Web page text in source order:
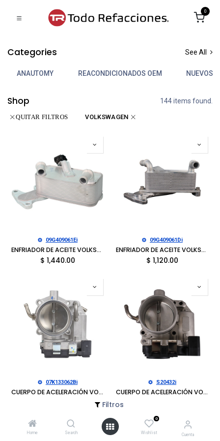
Filtros
Home Search
0
Wishlist Cuenta
0
Categories See All
ANAUTOMY REACONDICIONADOS OEM NUEVOS
Shop 144 items found.
QUITAR FILTROS VOLKSWAGEN
09G409061Ei
ENFRIADOR DE ACEITE VOLKSWAGEN BEETLE 2015-2019, BEETLE 2014-2019, GOLF 2015-2018, JETTA 2014-2018, JETTA 2014-2015, PASSAT 2012-2022
$ 1,440.00
09G409061Di
ENFRIADOR DE ACEITE VOLKSWAGEN JETTA 2015-2016
$ 1,120.00
07K133062Bi
CUERPO DE ACELERACIÓN VOLKSWAGEN BEETLE 2006-2007, BORA 2005-2007, JETTA 2005-2007, RABBIT 2006-2007
S20432i
CUERPO DE ACELERACIÓN VOLKSWAGEN BEETLE 2007-2014, BORA 2007-2010, JETTA 2007-2018, PASSAT 2012-2014, RABBIT 2006-2009